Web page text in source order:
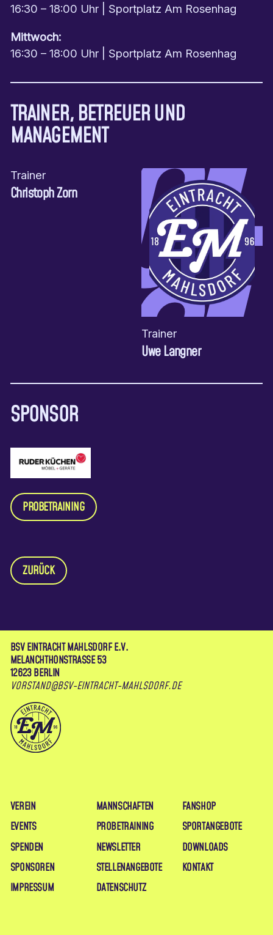
16:30 – 18:00 Uhr | Sportplatz Am Rosenhag
Mittwoch:
16:30 – 18:00 Uhr | Sportplatz Am Rosenhag
TRAINER, BETREUER UND
MANAGEMENT
Trainer
Christoph Zorn
Trainer
Uwe Langner
SPONSOR
PROBETRAINING
ZURÜCK
BSV EINTRACHT MAHLSDORF E.V.
MELANCHTHONSTRASSE 53
12623 BERLIN
VORSTAND@BSV-EINTRACHT-MAHLSDORF.DE
VEREIN MANNSCHAFTEN
FANSHOP
EVENTS
PROBETRAINING
SPORTANGEBOTE
SPENDEN
NEWSLETTER
DOWNLOADS
SPONSOREN
STELLENANGEBOTE
KONTAKT
IMPRESSUM
DATENSCHUTZ